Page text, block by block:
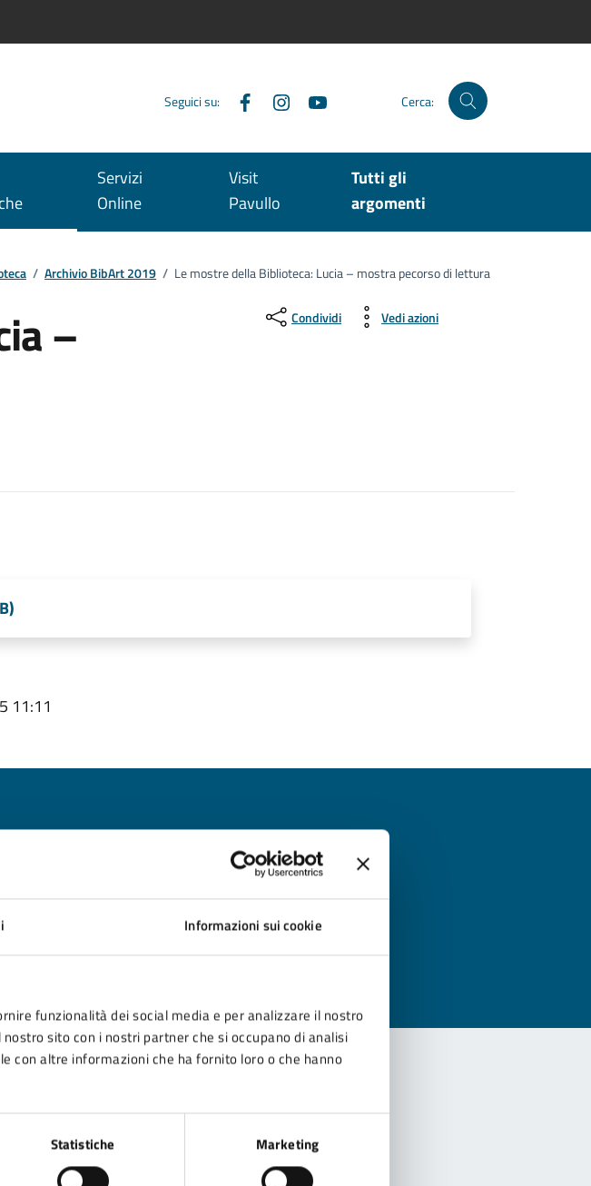
Informazioni sui cookie
funzionalità dei social media e per analizzare il nostro
sito con i nostri partner che si occupano di analisi
con altre informazioni che ha fornito loro o che hanno
Statistiche Marketing
Seguici su: FacebookInstagram Cerca:
Servizi
Online
Visit
Pavullo
Tutti gli
argomenti
/ Archivio BibArt 2019 / Le mostre della Biblioteca: Lucia – mostra pecorso di lettura
– Condividi Vedi azioni
11:11